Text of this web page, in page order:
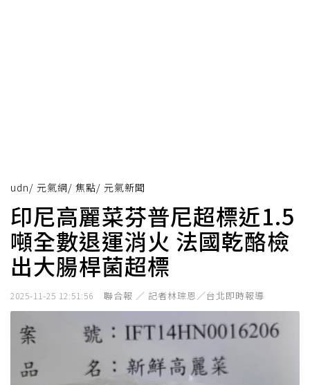
udn/ 元氣網/ 焦點/ 元氣新聞
印尼高麗菜芬普尼超標近1.5
噸全數退運消火 法國乾酪檢
出大腸桿菌超標
2025-11-25 12:51:56 聯合報 ／ 記者林琮恩／台北即時報導